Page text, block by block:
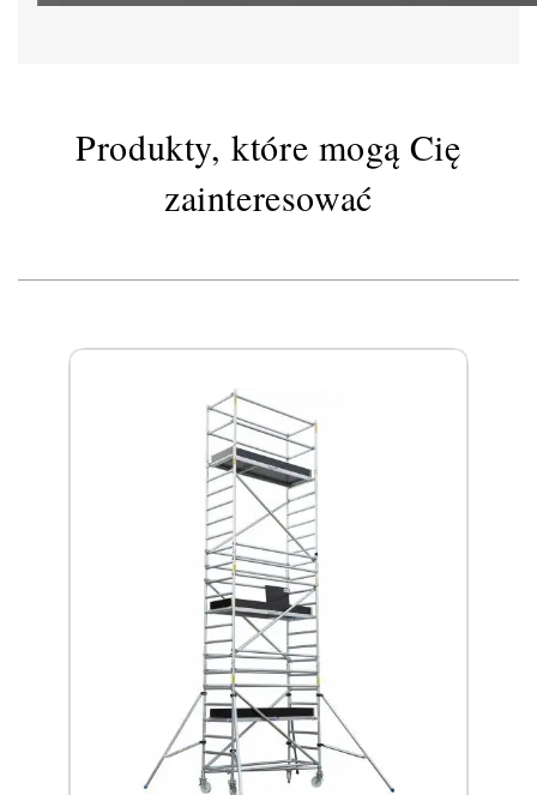
Produkty, które mogą Cię
zainteresować